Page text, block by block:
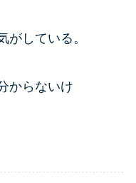
がしている。
からないけ